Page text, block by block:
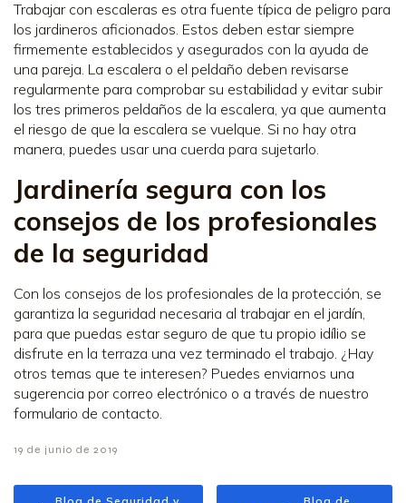
Trabajar con escaleras es otra fuente típica de peligro para
los jardineros aficionados. Estos deben estar siempre
firmemente establecidos y asegurados con la ayuda de
una pareja. La escalera o el peldaño deben revisarse
regularmente para comprobar su estabilidad y evitar subir
los tres primeros peldaños de la escalera, ya que aumenta
el riesgo de que la escalera se vuelque. Si no hay otra
manera, puedes usar una cuerda para sujetarlo.
Jardinería segura con los
consejos de los profesionales
de la seguridad
Con los consejos de los profesionales de la protección, se
garantiza la seguridad necesaria al trabajar en el jardín,
para que puedas estar seguro de que tu propio idílio se
disfrute en la terraza una vez terminado el trabajo. ¿Hay
otros temas que te interesen? Puedes enviarnos una
sugerencia por correo electrónico o a través de nuestro
formulario de contacto.
19 de junio de 2019